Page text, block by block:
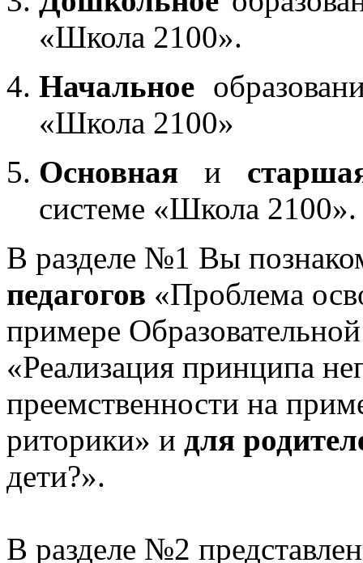
«Школа 2100».
Начальное
«Школа 2100»
Основная и
системе «Школа 2100».
В разделе №1 Вы
педагогов «Проблема
примере
«Реализация принципа
преемственности на
риторики» и для
дети?».
В разделе №2